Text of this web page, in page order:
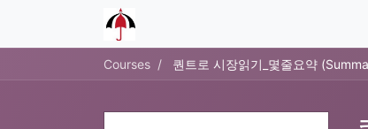
Courses 퀀트로 시장읽기_몇줄요약